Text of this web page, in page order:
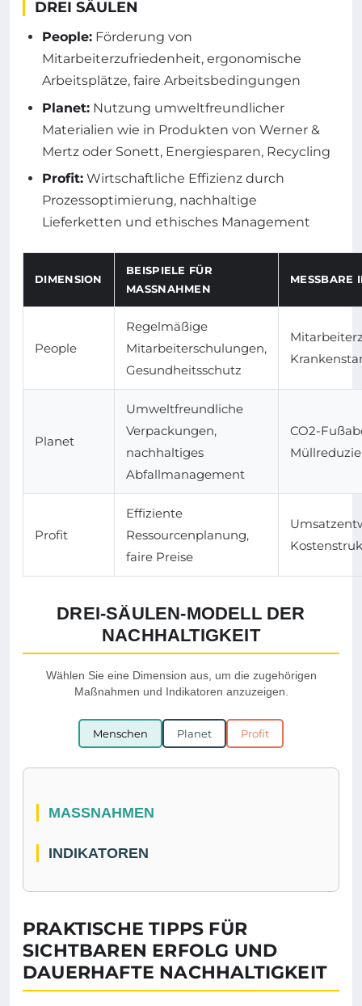
REI SÄULEN
People: Förderung von
Mitarbeiterzufriedenheit, ergonomische
Arbeitsplätze, faire Arbeitsbedingungen
Planet: Nutzung umweltfreundlicher
Materialien wie in Produkten von Werner &
Mertz oder Sonett, Energiesparen, Recycling
Profit: Wirtschaftliche Effizienz durch
Prozessoptimierung, nachhaltige
Lieferketten und ethisches Management
DIMENSION
BEISPIELE FÜR
MASSNAHMEN
MESSBARE
People
Regelmäßige
Mitarbeiterschulungen,
Gesundheitsschutz
Planet
Umweltfreundliche
Verpackungen,
nachhaltiges
Abfallmanagement
CO2-
Profit
Effiziente
Ressourcenplanung,
faire Preise
DREI-SÄULEN-MODELL DER
NACHHALTIGKEIT
Wählen Sie eine Dimension aus, um die zugehörigen
Maßnahmen und Indikatoren anzuzeigen.
Menschen Planet Profit
MASSNAHMEN
INDIKATOREN
PRAKTISCHE TIPPS FÜR
SICHTBAREN ERFOLG UND
DAUERHAFTE NACHHALTIGKEIT